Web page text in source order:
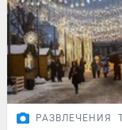
РАЗВЛЕЧЕНИЯ